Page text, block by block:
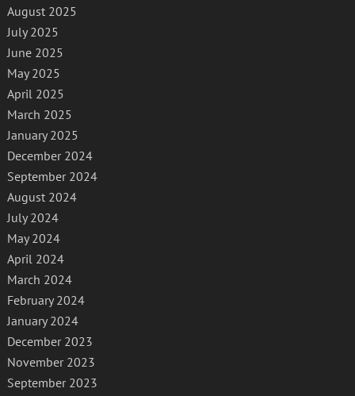
August 2025
July 2025
June 2025
May 2025
April 2025
March 2025
January 2025
December 2024
September 2024
August 2024
July 2024
May 2024
April 2024
March 2024
February 2024
January 2024
December 2023
November 2023
September 2023